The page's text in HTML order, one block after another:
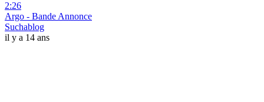
2:26
Argo - Bande Annonce
Suchablog
il y a 14 ans